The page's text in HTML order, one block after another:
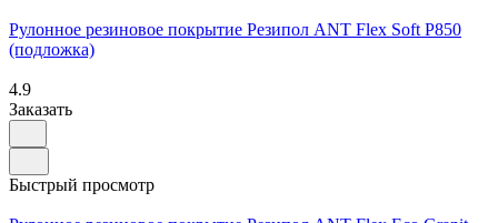
Рулонное резиновое покрытие Резипол ANT Flex Soft P850
(подложка)
4.9
Заказать
Быстрый просмотр